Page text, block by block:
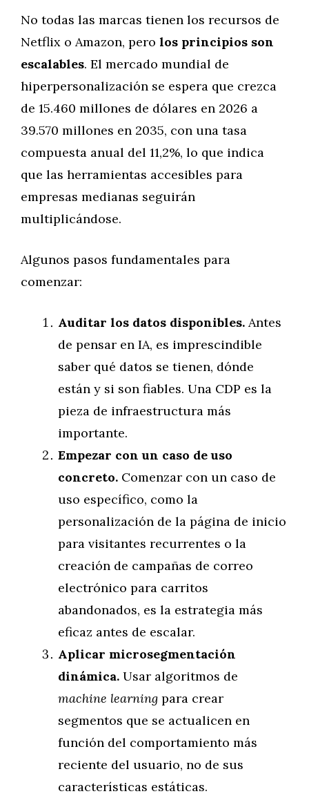
No todas las marcas tienen los recursos de
Netflix o Amazon, pero los principios son
escalables. El mercado mundial de
hiperpersonalización se espera que crezca
de 15.460 millones de dólares en 2026 a
39.570 millones en 2035, con una tasa
compuesta anual del 11,2%, lo que indica
que las herramientas accesibles para
empresas medianas seguirán
multiplicándose.
Algunos pasos fundamentales para
comenzar:
Auditar los datos disponibles. Antes
de pensar en IA, es imprescindible
saber qué datos se tienen, dónde
están y si son fiables. Una CDP es la
pieza de infraestructura más
importante.
Empezar con un caso de uso
concreto. Comenzar con un caso de
uso específico, como la
personalización de la página de inicio
para visitantes recurrentes o la
creación de campañas de correo
electrónico para carritos
abandonados, es la estrategia más
eficaz antes de escalar.
Aplicar microsegmentación
dinámica. Usar algoritmos de
machine learning para crear
segmentos que se actualicen en
función del comportamiento más
reciente del usuario, no de sus
características estáticas.